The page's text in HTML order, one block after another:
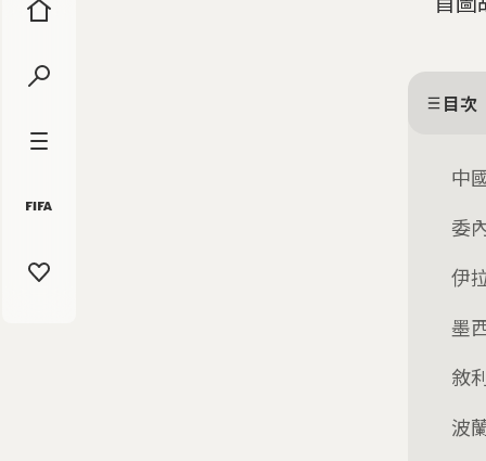
目次
中
委
伊
墨
敘
波